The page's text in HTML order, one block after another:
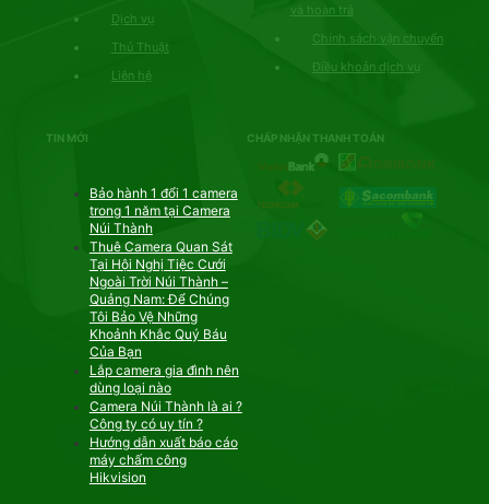
Dịch vụ
Thủ Thuật
Liên hệ
và hoàn trả
Chính sách vận chuyển
Điều khoản dịch vụ
TIN MỚI
Bảo hành 1 đổi 1 camera
trong 1 năm tại Camera
Núi Thành
Thuê Camera Quan Sát
Tại Hội Nghị Tiệc Cưới
Ngoài Trời Núi Thành –
Quảng Nam: Để Chúng
Tôi Bảo Vệ Những
Khoảnh Khắc Quý Báu
Của Bạn
Lắp camera gia đình nên
dùng loại nào
Camera Núi Thành là ai ?
Công ty có uy tín ?
Hướng dẫn xuất báo cáo
máy chấm công
Hikvision
CHẤP NHẬN THANH TOÁN